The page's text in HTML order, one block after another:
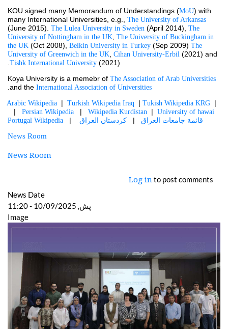
KOU signed many Memorandum of Understandings (MoU) with
many International Universities, e.g., The University of Arkansas
(June 2015). The Lulea University in Sweden (April 2014), The
University of Nottingham in the UK, The University of Buckingham in
the UK (Oct 2008), Belkin University in Turkey (Sep 2009) The
University of Greenwich in the UK, Cihan University-Erbil
Tishk International University (2021).
Koya University is a memebr of The Association of Arab Universities
and the International Association of Universities
.
Arabic Wikipedia | Turkish Wikipedia Iraq | Tukish Wikipedia KRG
Persian Wikipedia | Wikipedia Kurdistan | University of hawai
|
قائمة جامعات العراق | كردستان العراق |
Portugal Wikipedia
News Room
News Room
Log into post comments
News Date
پش, 10/09/2025 - 11:20
Image